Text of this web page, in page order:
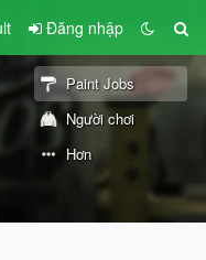
Đăng nhập
Paint Jobs
Người chơi
Hơn